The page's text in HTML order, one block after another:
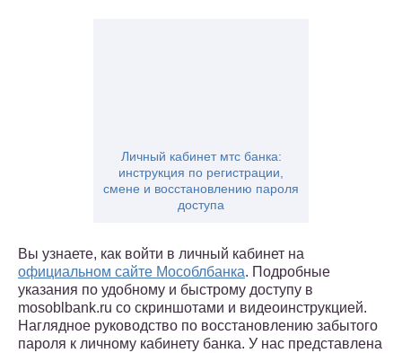
Личный кабинет мтс банка:
инструкция по регистрации,
смене и восстановлению пароля
доступа
Вы узнаете, как войти в личный кабинет на
официальном сайте Мособлбанка. Подробные
указания по удобному и быстрому доступу в
mosoblbank.ru со скриншотами и видеоинструкцией.
Наглядное руководство по восстановлению забытого
пароля к личному кабинету банка. У нас представлена